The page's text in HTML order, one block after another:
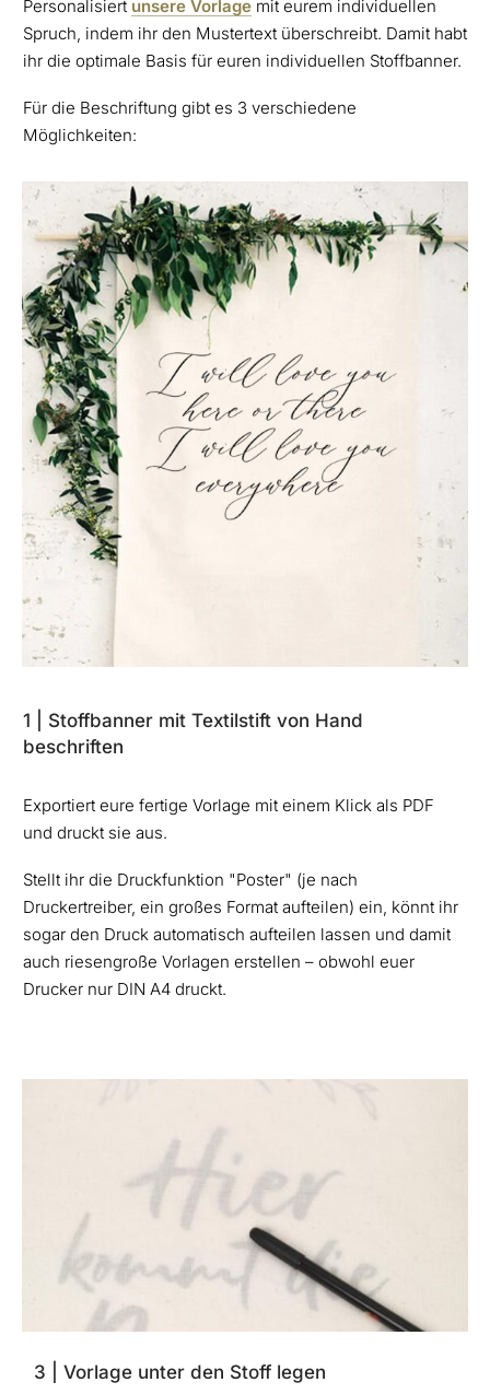
Personalisiert unsere Vorlage mit eurem individuellen
Spruch, indem ihr den Mustertext überschreibt. Damit habt
ihr die optimale Basis für euren individuellen Stoffbanner.
Für die Beschriftung gibt es 3 verschiedene
Möglichkeiten:
1 | Stoffbanner mit Textilstift von Hand
beschriften
Exportiert eure fertige Vorlage mit einem Klick als PDF
und druckt sie aus.
Stellt ihr die Druckfunktion "Poster" (je nach
Druckertreiber, ein großes Format aufteilen) ein, könnt ihr
sogar den Druck automatisch aufteilen lassen und damit
auch riesengroße Vorlagen erstellen – obwohl euer
Drucker nur DIN A4 druckt.
3 | Vorlage unter den Stoff legen